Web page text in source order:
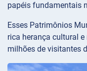
papéis fundamentais
Esses Patrimônios
rica herança cultural
milhões de visitantes